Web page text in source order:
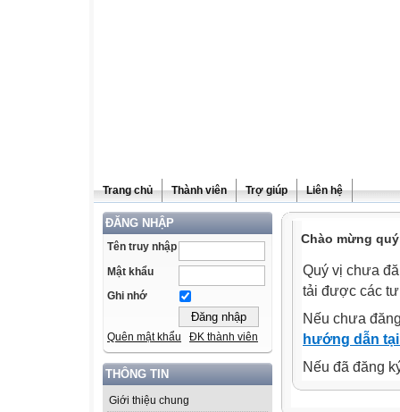
Trang chủ Thành viên Trợ giúp Liên hệ
ĐĂNG NHẬP
Tên truy nhập
Mật khẩu
Ghi nhớ
Quên mật khẩu ĐK thành viên
THÔNG TIN
Giới thiệu chung
Chào mừng
Quý vị chưa
tải được các
Nếu chưa
hướng dẫn
Nếu đã đăng